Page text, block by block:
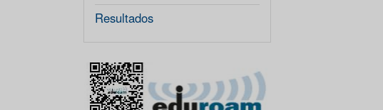
Resultados